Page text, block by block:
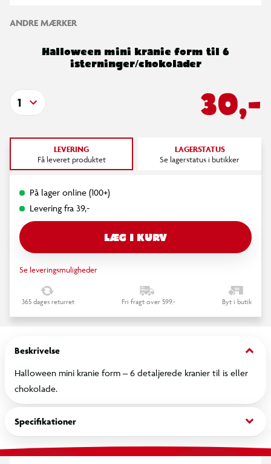
ANDRE MÆRKER
Halloween mini kranie form til 6
isterninger/chokolader
30,-
1
LEVERING
Få leveret produktet
LAGERSTATUS
Se lagerstatus i butikker
På lager online (100+)
Levering fra 39,-
LÆG I KURV
Se leveringsmuligheder
365 dages returret Fri fragt over 599,- Byt i butik
Beskrivelse keyboard_arrow_down
Halloween mini kranie form – 6 detaljerede kranier til is eller
chokolade.
Specifikationer keyboard_arrow_down